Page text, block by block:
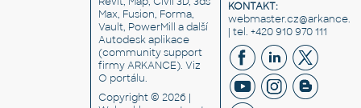
Max, Fusion, Forma,
Vault, PowerMill a další
Autodesk aplikace
(community support
firmy ARKANCE). Viz
O portálu.
Copyright © 2026 |
KONTAKT:
| tel. +420 910 970 111